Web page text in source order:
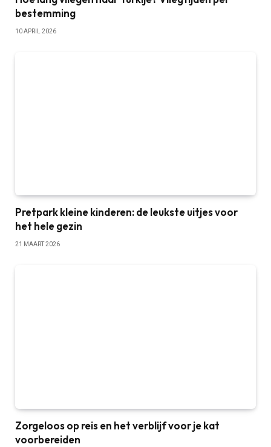
bestemming
10 APRIL 2026
Pretpark kleine kinderen: de leukste uitjes voor
het hele gezin
21 MAART 2026
Zorgeloos op reis en het verblijf voor je kat
voorbereiden